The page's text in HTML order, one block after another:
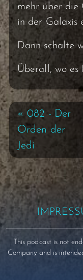
mehr über die
in der Galaxis
Dann schalte
Überall, wo es
« 082 - Der
Orden der
Jedi
This podcast is not
Company and is